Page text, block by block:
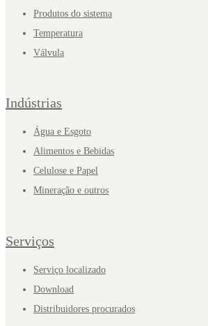
Produtos do sistema
Temperatura
Válvula
Indústrias
Água e Esgoto
Alimentos e Bebidas
Celulose e Papel
Mineração e outros
Serviços
Serviço localizado
Download
Distribuidores procurados